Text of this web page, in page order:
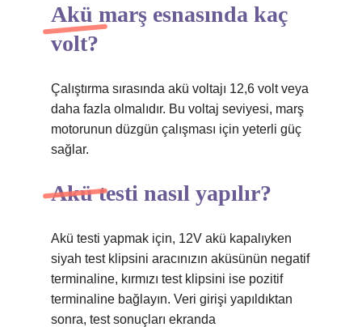
Akü marş esnasında kaç
volt?
Çalıştırma sırasında akü voltajı 12,6 volt veya
daha fazla olmalıdır. Bu voltaj seviyesi, marş
motorunun düzgün çalışması için yeterli güç
sağlar.
Akü testi nasıl yapılır?
Akü testi yapmak için, 12V akü kapalıyken
siyah test klipsini aracınızın aküsünün negatif
terminaline, kırmızı test klipsini ise pozitif
terminaline bağlayın. Veri girişi yapıldıktan
sonra, test sonuçları ekranda